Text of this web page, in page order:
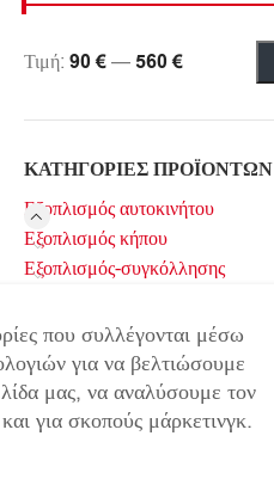
Τιμή: 90 €— 560 €
ΚΑΤΗΓΟΡΊΕΣ ΠΡΟΪΌΝΤΩΝ
Εξοπλισμός αυτοκινήτου
Εξοπλισμός κήπου
Εξοπλισμός-συγκόλλησης
Εργαλεία οικοδομών
Εργαλεία χειρός
Ηλεκτρικά εργαλεία
Ηλεκτρονική
που συλλέγονται μέσω
για να βελτιώσουμε
μας, να αναλύσουμε τον
για σκοπούς μάρκετινγκ.